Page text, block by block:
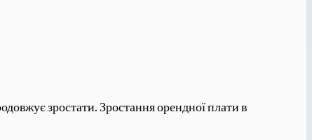
зростати. Зростання орендної плати в